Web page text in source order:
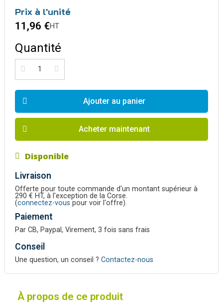
Prix à l'unité
11,96 €HT
Quantité
Ajouter au panier
Acheter maintenant
Disponible
Livraison
Offerte pour toute commande d'un montant supérieur à
290 € HT, à l'exception de la Corse.
(connectez-vous pour voir l'offre).
Paiement
Par CB, Paypal, Virement, 3 fois sans frais
Conseil
Une question, un conseil ? Contactez-nous
À propos de ce produit